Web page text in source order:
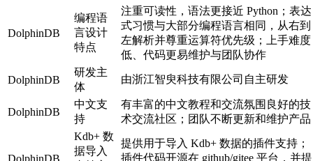
DolphinDB
编程语
言设计
特点
注重可读性，语法更接近 Python；表达
式习惯与大部分编程语言相同，从右到
左解析并尊重运算符优先级；上手难度
低、代码更易维护与团队协作
DolphinDB
研发主
体
由浙江智臾科技有限公司自主研发
DolphinDB
中文支
持
有丰富的中文教程和交流氛围良好的技
术交流社区；团队不断更新和维护产品
DolphinDB
Kdb+ 数
据导入
提供用于导入 Kdb+ 数据的插件支持；
插件代码开源在 github/gitee 平台，并提